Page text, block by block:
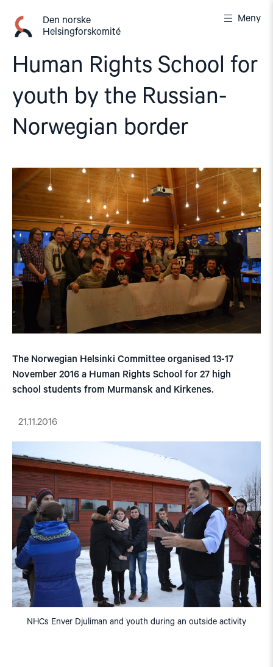
innhold
Den norske
Helsingforskomité
Meny
Human Rights School for
youth by the Russian-
Norwegian border
The Norwegian Helsinki Committee organised 13-17
November 2016 a Human Rights School for 27 high
school students from Murmansk and Kirkenes.
21.11.2016
NHCs Enver Djuliman and youth during an outside activity